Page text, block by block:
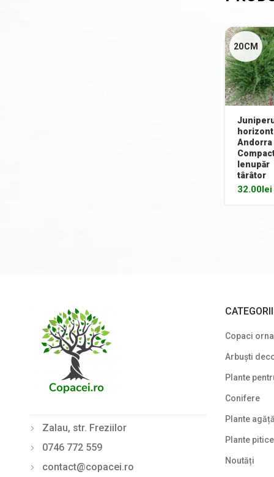
20CM
Andorra
Ienupăr
târâtor
32.00lei
Zalau, str. Freziilor
0746 772 559
contact@copacei.ro
Copaci
Arbuști
Plante
Conifere
Plante
Plante pitice
Noutăți